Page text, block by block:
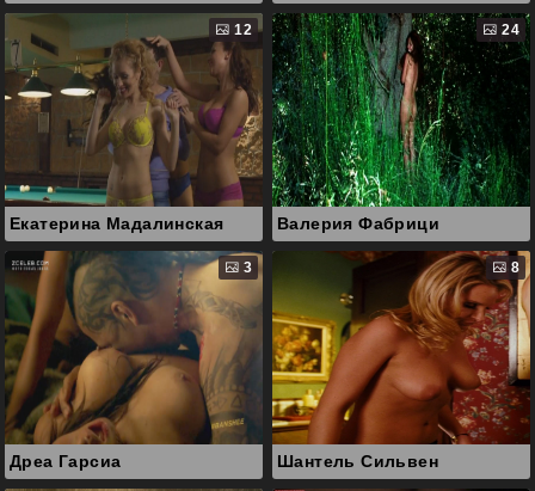
12
Екатерина Мадалинская
24
Валерия Фабрици
3
Дреа Гарсиа
8
Шантель Сильвен